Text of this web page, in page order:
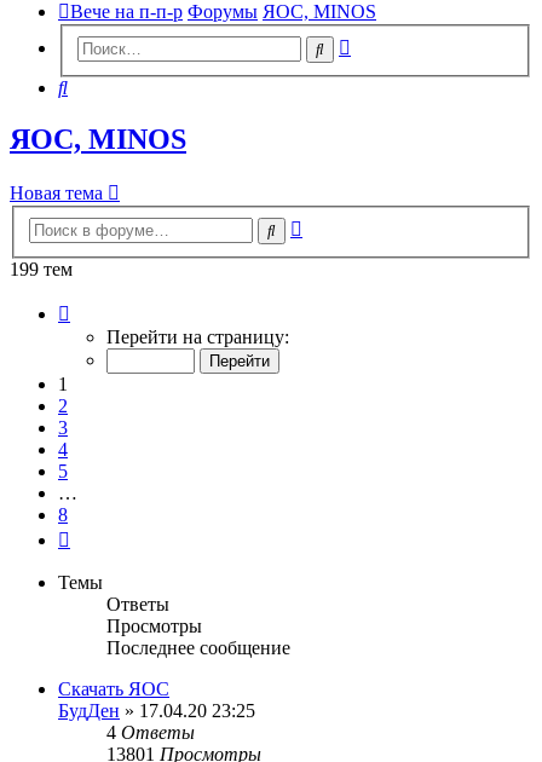
Вече на п-п-р Форумы ЯОС, MINOS
Поиск
Поиск
ЯОС, MINOS
Новая тема
Поиск
199 тем
Перейти на страницу:
1
2
3
4
5
…
8
Темы
Ответы
Просмотры
Последнее сообщение
Скачать ЯОС
БудДен » 17.04.20 23:25
4 Ответы
13801 Просмотры